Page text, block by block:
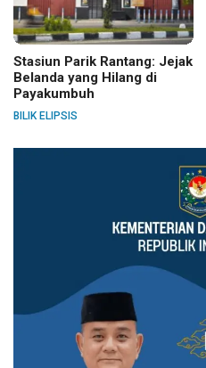
Stasiun Parik Rantang: Jejak
Belanda yang Hilang di
Payakumbuh
BILIK ELIPSIS